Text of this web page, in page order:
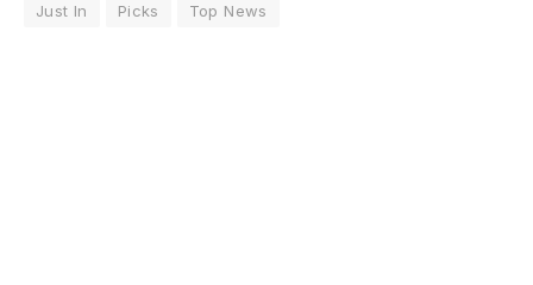
Just In Picks Top News